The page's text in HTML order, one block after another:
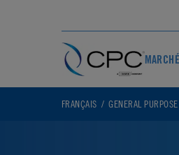
FRANÇAIS GENERAL PURPOSE